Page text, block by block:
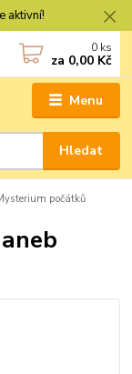
aktivní!
Menu
Hledat
0 ks
za 0,00 Kč
počátků